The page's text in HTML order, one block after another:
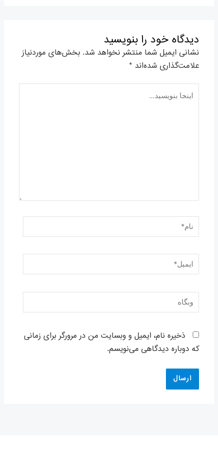
دیدگاه‌ خود را بنویسید
نشانی ایمیل شما منتشر نخواهد شد. بخش‌های موردنیاز
علامت‌گذاری شده‌اند *
اینجا
بنویسید…
نام*
ایمیل*
وبگاه
ذخیره نام، ایمیل و وبسایت من در مرورگر برای زمانی
که دوباره دیدگاهی می‌نویسم.